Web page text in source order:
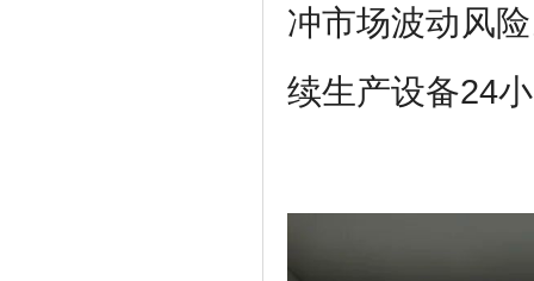
冲市场波动风
续生产设备24